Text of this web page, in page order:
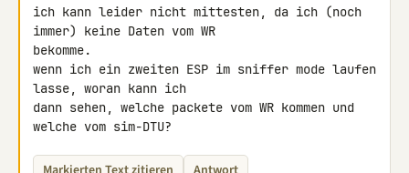
ich kann leider nicht mittesten, da ich (noch
immer) keine Daten vom WR
bekomme.
wenn ich ein zweiten ESP im sniffer mode laufen
lasse, woran kann ich
dann sehen, welche packete vom WR kommen und
welche vom sim-DTU?